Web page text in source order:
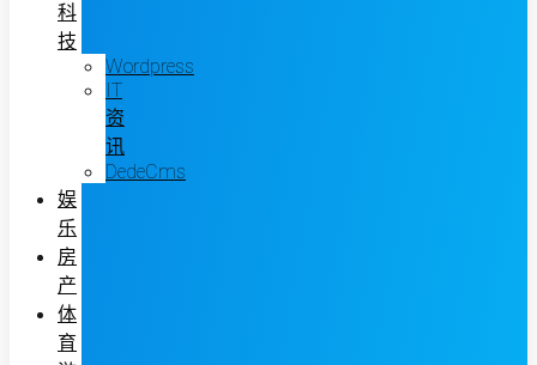
科
技
Wordpress
IT
资
讯
DedeCms
娱
乐
房
产
体
育